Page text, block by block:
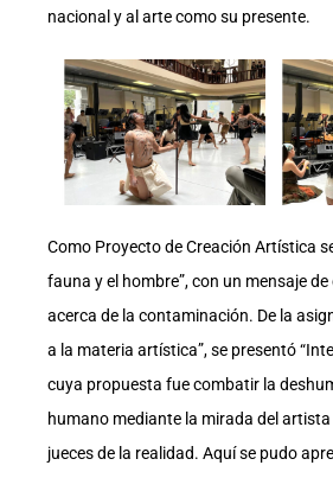
nacional y al arte como su presente.
Como Proyecto de Creación Artística
fauna y el hombre”, con un mensaje
acerca de la contaminación. De la
a la materia artística”, se presentó
cuya propuesta fue combatir la
humano mediante la mirada del
jueces de la realidad. Aquí se pudo